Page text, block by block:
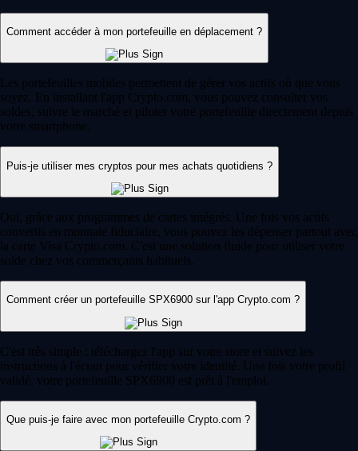
Comment accéder à mon portefeuille en déplacement ?
Les portefeuilles mobiles permettent de gérer vos actifs où que vous
soyez. En installant l'app Crypto.com, vous pouvez consulter vos
soldes, suivre le marché et piloter votre portefeuille directement depuis
votre smartphone.
Puis-je utiliser mes cryptos pour mes achats quotidiens ?
Oui, grâce aux programmes de cartes intégrés. Une fois vos actifs
convertis en monnaie fiduciaire, vous pouvez les dépenser partout avec
la carte Visa Crypto.com. C'est une solution fluide pour utiliser votre
solde chez vos commerçants habituels.
Comment créer un portefeuille SPX6900 sur l'app Crypto.com ?
C'est très simple : téléchargez l'app sur votre store et suivez les
instructions à l'écran pour vérifier votre identité. Une fois votre profil
validé, votre portefeuille SPX6900 est prêt à l'emploi.
Que puis-je faire avec mon portefeuille Crypto.com ?